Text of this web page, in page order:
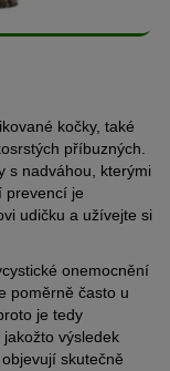
kočky, také
příbuzných.
s nadváhou, kterými
prevencí je
udičku a užívejte si
onemocnění
poměrně často u
je tedy
výsledek
skutečně